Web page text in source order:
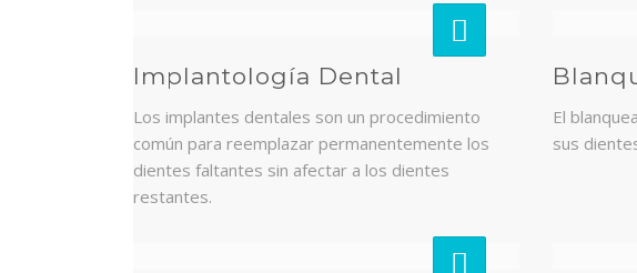
Implantología Dental
Los implantes dentales son un procedimiento
común para reemplazar permanentemente los
dientes faltantes sin afectar a los dientes
restantes.
El
sus